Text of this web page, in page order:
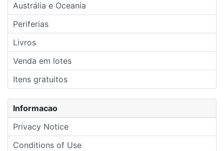
Austrália e Oceania
Periferias
Livros
Venda em lotes
Itens gratuitos
Informacao
Privacy Notice
Conditions of Use